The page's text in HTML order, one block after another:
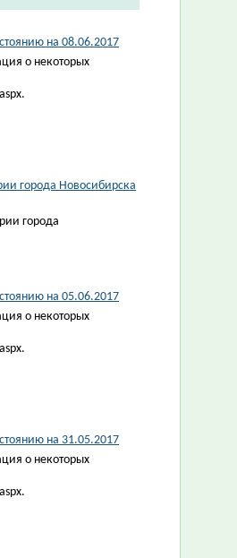
на 08.06.2017
о некоторых
города Новосибирска
города
на 05.06.2017
о некоторых
на 31.05.2017
о некоторых